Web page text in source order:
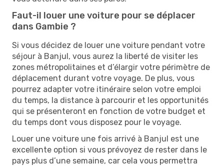
Faut-il louer une voiture pour se déplacer
dans Gambie ?
Si vous décidez de louer une voiture pendant votre
séjour à Banjul, vous aurez la liberté de visiter les
zones métropolitaines et d’élargir votre périmètre de
déplacement durant votre voyage. De plus, vous
pourrez adapter votre itinéraire selon votre emploi
du temps, la distance à parcourir et les opportunités
qui se présenteront en fonction de votre budget et
du temps dont vous disposez pour le voyage.
Louer une voiture une fois arrivé à Banjul est une
excellente option si vous prévoyez de rester dans le
pays plus d’une semaine, car cela vous permettra